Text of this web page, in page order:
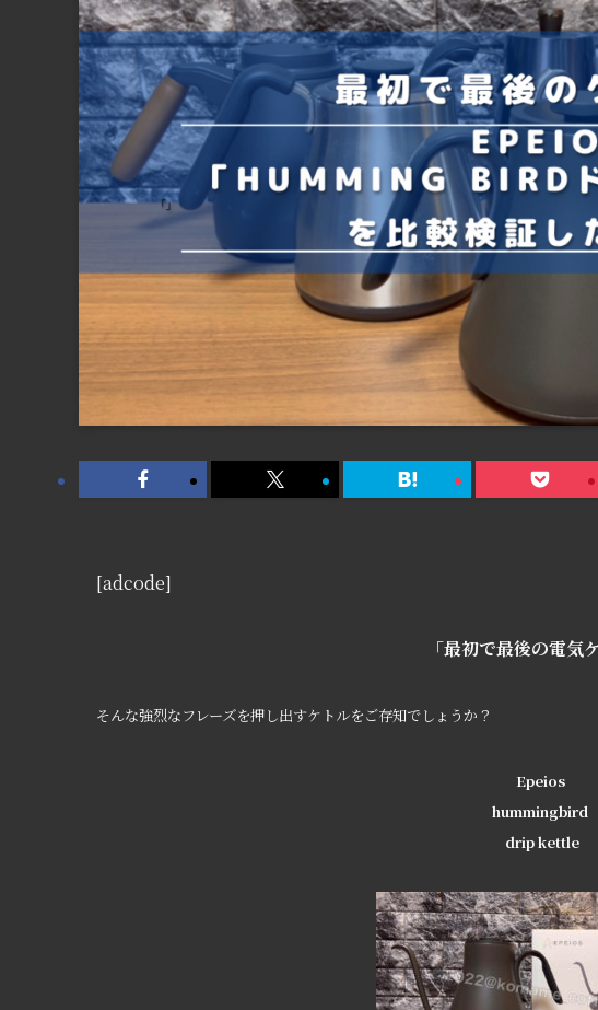
[adcode]
「最初で最後の電気
そんな強烈なフレーズを押し出すケトルをご存知でしょうか？
Epeios
hummingbird
drip kettle